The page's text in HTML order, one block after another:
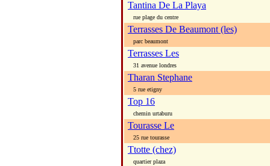
Tantina De La Playa
rue plage du centre
Terrasses De Beaumont (les)
parc beaumont
Terrasses Les
31 avenue londres
Tharan Stephane
5 rue etigny
Top 16
chemin urtaburu
Tourasse Le
25 rue tourasse
Ttotte (chez)
quartier plaza